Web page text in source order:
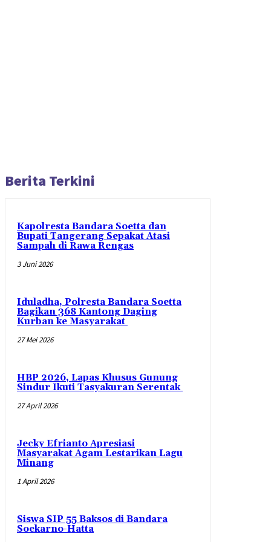
Berita Terkini
Kapolresta Bandara Soetta dan
Bupati Tangerang Sepakat Atasi
Sampah di Rawa Rengas
3 Juni 2026
Iduladha, Polresta Bandara Soetta
Bagikan 368 Kantong Daging
Kurban ke Masyarakat
27 Mei 2026
HBP 2026, Lapas Khusus Gunung
Sindur Ikuti Tasyakuran Serentak
27 April 2026
Jecky Efrianto Apresiasi
Masyarakat Agam Lestarikan Lagu
Minang
1 April 2026
Siswa SIP 55 Baksos di Bandara
Soekarno-Hatta